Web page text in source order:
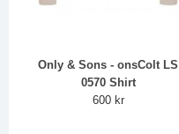
Only & Sons - onsColt LS
0570 Shirt
600 kr